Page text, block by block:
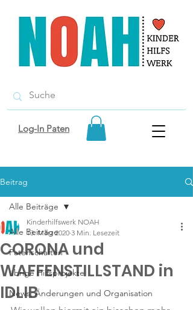
Log-In Paten
Beitrag
Alle Beiträge
Patenschaften
übrige Hilfsprojekte
News, Änderungen und Organisation
Alle Beiträge
CORONA und
WAFFENSTILLSTAND in
IDLIB
Kinderhilfswerk NOAH
13. März 2020 3 Min. Lesezeit